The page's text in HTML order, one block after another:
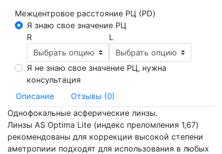
Межцентровое расстояние РЦ (PD)
Я знаю свое значение РЦ
R
L
Я не знаю свое значение РЦ, нужна
консультация
Описание
Отзывы (0)
Однофокальные асферические линзы.
Линзы AS Optima Lite (индекс преломления 1,67)
рекомендованы для коррекции высокой степени
аметропиии подходят для использования в любых